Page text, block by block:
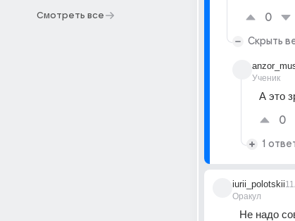
Смотреть все 0
Скрыть
Ученик
А это
0
1
iurii_polotskii
Оракул
Не надо